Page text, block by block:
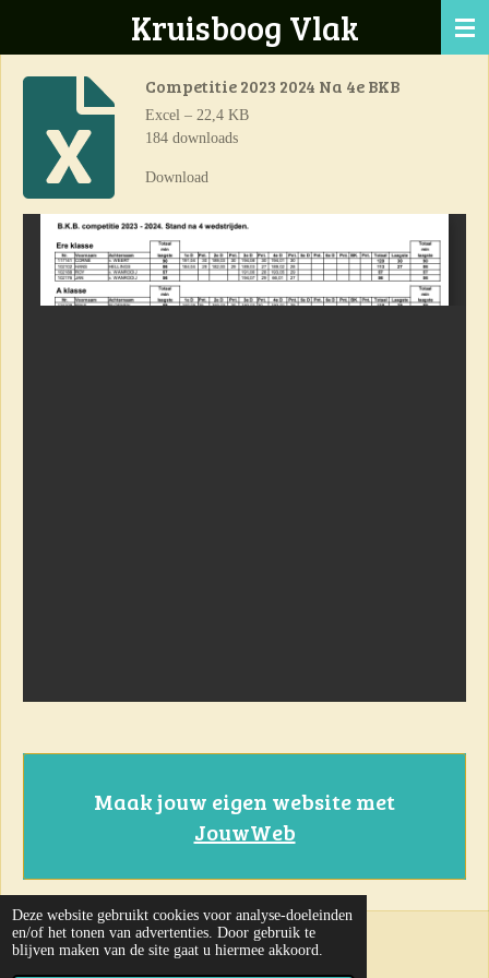
Deze website gebruikt cookies voor analyse-doeleinden
en/of het tonen van advertenties. Door gebruik te
blijven maken van de site gaat u hiermee akkoord.
naar
hoofdinhoud
Kruisboog Vlak
Competitie 2023 2024 Na 4e BKB
Excel – 22,4 KB
184 downloads
Download
Maak jouw eigen website met
JouwWeb
31-07-2026